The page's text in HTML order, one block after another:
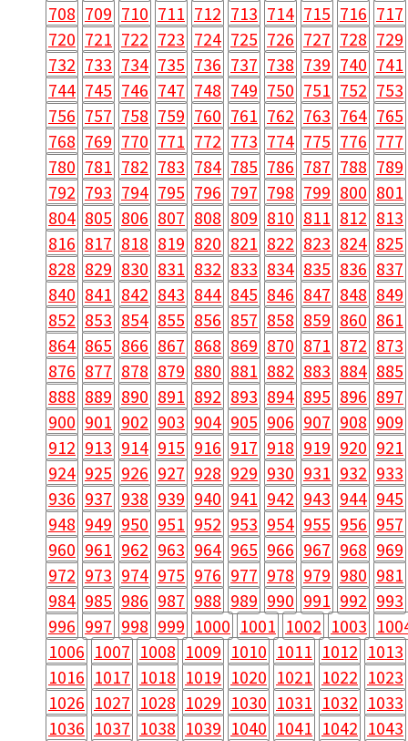
708 709 710 711 712 713 714 715 716 717
720 721 722 723 724 725 726 727 728 729
732 733 734 735 736 737 738 739 740 741
744 745 746 747 748 749 750 751 752 753
756 757 758 759 760 761 762 763 764 765
768 769 770 771 772 773 774 775 776 777
780 781 782 783 784 785 786 787 788 789
792 793 794 795 796 797 798 799 800 801
804 805 806 807 808 809 810 811 812 813
816 817 818 819 820 821 822 823 824 825
828 829 830 831 832 833 834 835 836 837
840 841 842 843 844 845 846 847 848 849
852 853 854 855 856 857 858 859 860 861
864 865 866 867 868 869 870 871 872 873
876 877 878 879 880 881 882 883 884 885
888 889 890 891 892 893 894 895 896 897
900 901 902 903 904 905 906 907 908 909
912 913 914 915 916 917 918 919 920 921
924 925 926 927 928 929 930 931 932 933
936 937 938 939 940 941 942 943 944 945
948 949 950 951 952 953 954 955 956 957
960 961 962 963 964 965 966 967 968 969
972 973 974 975 976 977 978 979 980 981
984 985 986 987 988 989 990 991 992 993
996 997 998 999 1000 1001 1002 1003
1006 1007 1008 1009 1010 1011 1012 1013
1016 1017 1018 1019 1020 1021 1022 1023
1026 1027 1028 1029 1030 1031 1032 1033
1036 1037 1038 1039 1040 1041 1042 1043